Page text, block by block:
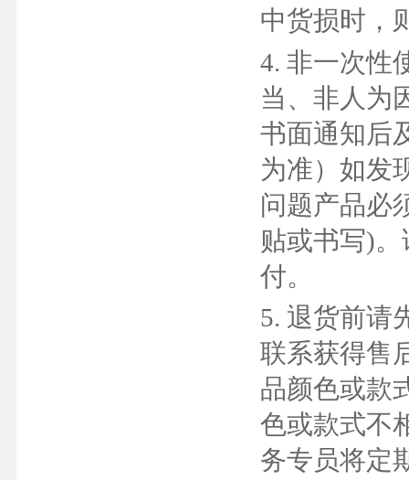
中货损时，
4. 非一次性
当、非人为
书面通知后
为准）如发
问题产品必
贴或书写)
付。
5. 退货前请
联系获得售
品颜色或款
色或款式不
务专员将定